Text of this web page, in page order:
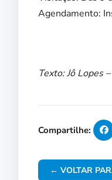
Agendamento:
Texto: Jô Lopes
Compartilhe:
← VOLTAR